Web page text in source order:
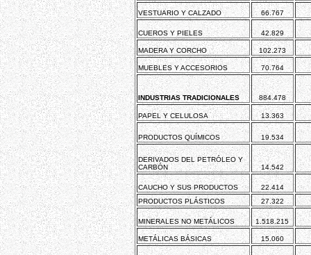
VESTUARIO Y CALZADO 66.767
CUEROS Y PIELES 42.829
MADERA Y CORCHO 102.273
MUEBLES Y ACCESORIOS 70.764
INDUSTRIAS TRADICIONALES 884.478
PAPEL Y CELULOSA 13.363
PRODUCTOS QUÍMICOS 19.534
DERIVADOS DEL PETRÓLEO Y
CARBÓN
14.542
CAUCHO Y SUS PRODUCTOS
22.414
PRODUCTOS PLÁSTICOS
27.322
MINERALES NO METÁLICOS 1.518.215
METÁLICAS BÁSICAS 15.060